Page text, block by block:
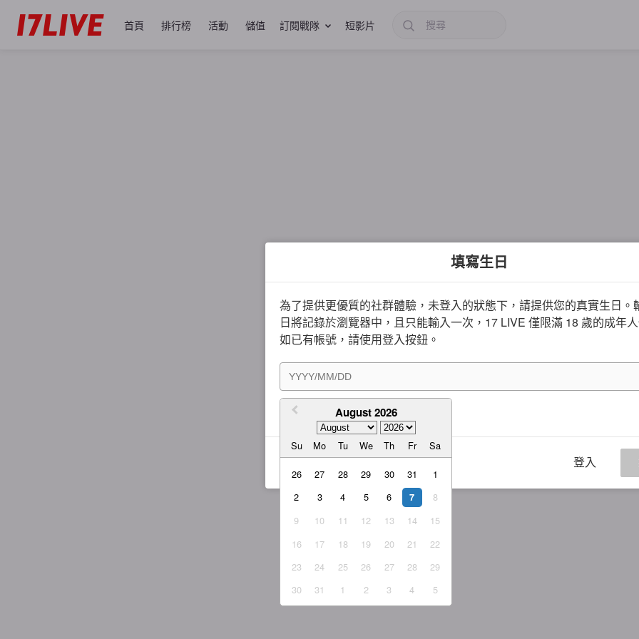
首頁 排行榜 活動 儲值 訂閱戰隊 短影片
填寫生日
為了提供更優質的社群體驗，未登入的狀態下，請提供您的真實生日。
日將記錄於瀏覽器中，且只能輸入一次，17 LIVE 僅限滿 18 歲的成年人
如已有帳號，請使用登入按鈕。
August 2026
Su Mo Tu We Th Fr Sa
26 27 28 29 30 31
1
2
3 4 5 6 7
8
9
10 11 12 13 14
15
16
17 18 19 20 21
22
23
24 25 26 27 28
29
30
31 1 2 3 4 5
我同意 服務條款與隱私權政策
登入